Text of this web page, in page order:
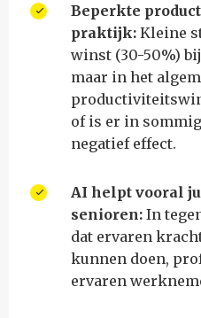
Beperkte
praktijk: Kleine
winst (30-50%)
maar in het
of is er in
negatief effect.
AI helpt vooral
senioren: In
dat ervaren
kunnen doen,
ervaren